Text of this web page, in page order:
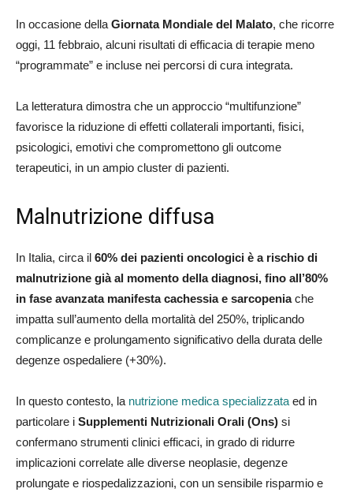
In occasione della Giornata Mondiale del Malato, che ricorre
oggi, 11 febbraio, alcuni risultati di efficacia di terapie meno
“programmate” e incluse nei percorsi di cura integrata.
La letteratura dimostra che un approccio “multifunzione”
favorisce la riduzione di effetti collaterali importanti, fisici,
psicologici, emotivi che compromettono gli outcome
terapeutici, in un ampio cluster di pazienti.
Malnutrizione diffusa
In Italia, circa il 60% dei pazienti oncologici è a rischio di
malnutrizione già al momento della diagnosi, fino all’80%
in fase avanzata manifesta cachessia e sarcopeniache
impatta sull’aumento della mortalità del 250%, triplicando
complicanze e prolungamento significativo della durata delle
degenze ospedaliere (+30%).
In questo contesto, la nutrizione medica specializzata ed in
particolare i Supplementi Nutrizionali Orali (Ons) si
confermano strumenti clinici efficaci, in grado di ridurre
implicazioni correlate alle diverse neoplasie, degenze
prolungate e riospedalizzazioni, con un sensibile risparmio e